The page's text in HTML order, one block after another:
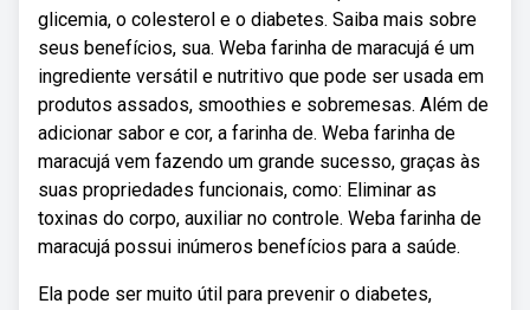
glicemia, o colesterol e o diabetes. Saiba mais sobre
seus benefícios, sua. Weba farinha de maracujá é um
ingrediente versátil e nutritivo que pode ser usada em
produtos assados, smoothies e sobremesas. Além de
adicionar sabor e cor, a farinha de. Weba farinha de
maracujá vem fazendo um grande sucesso, graças às
suas propriedades funcionais, como: Eliminar as
toxinas do corpo, auxiliar no controle. Weba farinha de
maracujá possui inúmeros benefícios para a saúde.
Ela pode ser muito útil para prevenir o diabetes,